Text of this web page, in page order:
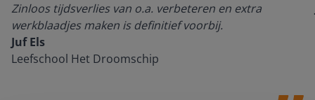
Zinloos tijdsverlies van o.a. verbeteren en extra
werkblaadjes maken is definitief voorbij.
Juf Els
Leefschool Het Droomschip